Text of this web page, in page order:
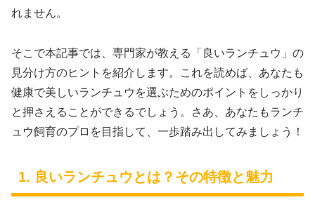
れません。
そこで本記事では、専門家が教える「良いランチュウ」の
見分け方のヒントを紹介します。これを読めば、あなたも
健康で美しいランチュウを選ぶためのポイントをしっかり
と押さえることができるでしょう。さあ、あなたもランチ
ュウ飼育のプロを目指して、一歩踏み出してみましょう！
1. 良いランチュウとは？その特徴と魅力